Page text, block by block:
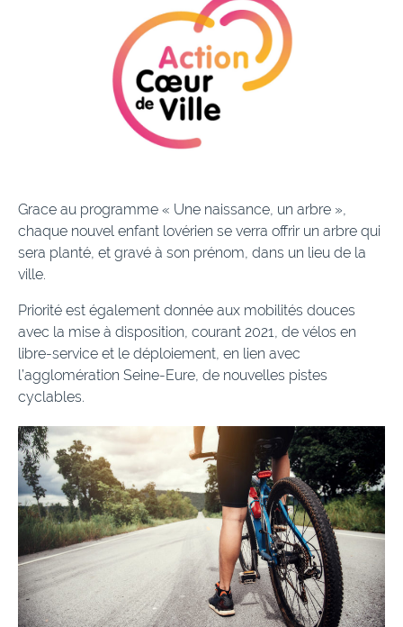
Grace au programme « Une naissance, un arbre »,
chaque nouvel enfant lovérien se verra offrir un arbre qui
sera planté, et gravé à son prénom, dans un lieu de la
ville.
Priorité est également donnée aux mobilités douces
avec la mise à disposition, courant 2021, de vélos en
libre-service et le déploiement, en lien avec
l’agglomération Seine-Eure, de nouvelles pistes
cyclables.